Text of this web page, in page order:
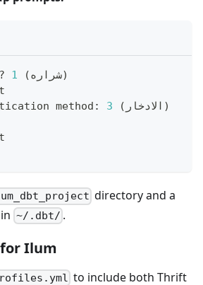
1 (شراره)
method: 3 ( الادخار
)
directory and a
in ~/.dbt/ .
Ilum
to include both Thrift